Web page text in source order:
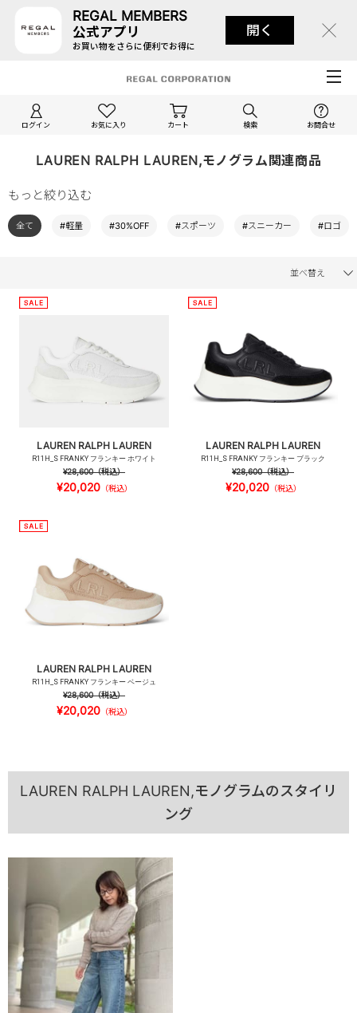
REGAL MEMBERS
公式アプリ
お買い物をさらに便利でお得に
開く
ログイン お気に入り カート 検索 お問合せ
LAUREN RALPH LAUREN,モノグラム関連商品
もっと絞り込む
全て #軽量 #30%OFF #スポーツ #スニーカー #ロゴ
並べ替え
LAUREN RALPH LAUREN
R11H_S FRANKY フランキー ホワイト
¥28,600（税込）
¥20,020（税込）
LAUREN RALPH LAUREN
R11H_S FRANKY フランキー ブラック
¥28,600（税込）
¥20,020（税込）
LAUREN RALPH LAUREN
R11H_S FRANKY フランキー ベージュ
¥28,600（税込）
¥20,020（税込）
LAUREN RALPH LAUREN,モノグラムのスタイリ
ング